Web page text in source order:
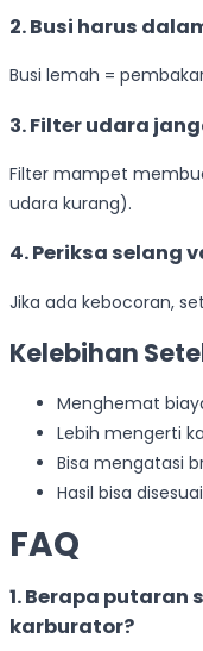
2. Busi harus
Busi lemah =
3. Filter udara
Filter mampet
udara kurang).
4. Periksa selang
Jika ada kebocoran,
Kelebihan
Menghemat
Lebih mengerti
Bisa mengatasi
Hasil bisa
FAQ
1. Berapa
karburator?